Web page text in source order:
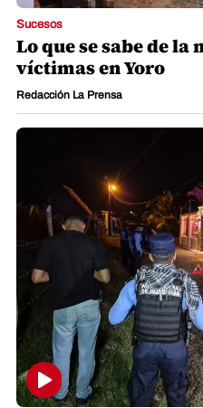
Sucesos
Lo que se sabe de la
víctimas en Yoro
Redacción La Prensa